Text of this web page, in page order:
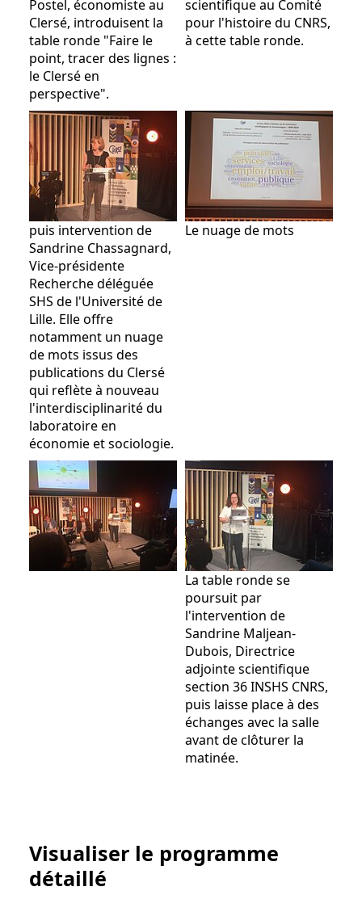
Postel, économiste au
Clersé, introduisent la
table ronde "Faire le
point, tracer des lignes :
le Clersé en
perspective".
scientifique au Comité
pour l'histoire du CNRS,
à cette table ronde.
puis intervention de
Sandrine Chassagnard,
Vice-présidente
Recherche déléguée
SHS de l'Université de
Lille. Elle offre
notamment un nuage
de mots issus des
publications du Clersé
qui reflète à nouveau
l'interdisciplinarité du
laboratoire en
économie et sociologie.
Le nuage de mots
La table ronde se
poursuit par
l'intervention de
Sandrine Maljean-
Dubois, Directrice
adjointe scientifique
section 36 INSHS CNRS,
puis laisse place à des
échanges avec la salle
avant de clôturer la
matinée.
Visualiser le programme
détaillé